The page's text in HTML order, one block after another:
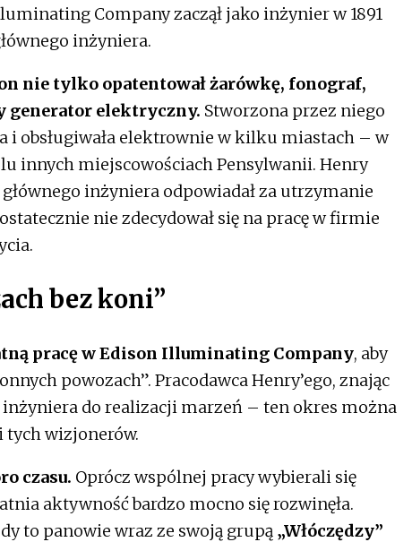
Company zaczął jako inżynier w 1891
inżyniera.
nie tylko opatentował żarówkę, fonograf,
generator elektryczny. Stworzona przez niego
obsługiwała elektrownie w kilku miastach – w
innych miejscowościach Pensylwanii. Henry
inżyniera odpowiadał za utrzymanie
nie zdecydował się na pracę w firmie
bez koni”
pracę w Edison Illuminating Company, aby
powozach”. Pracodawca Henry’ego, znając
inżyniera do realizacji marzeń – ten okres można
tych wizjonerów.
czasu. Oprócz wspólnej pracy wybierali się
aktywność bardzo mocno się rozwinęła.
to panowie wraz ze swoją grupą „Włóczędzy”